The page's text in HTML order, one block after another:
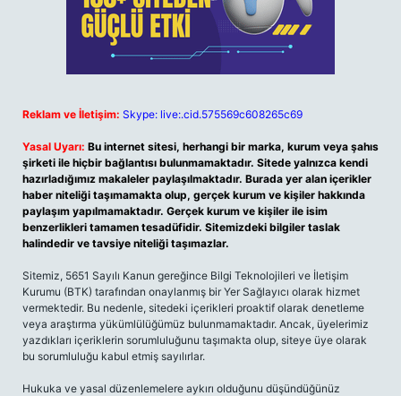
Reklam ve İletişim: Skype: live:.cid.575569c608265c69
Yasal Uyarı: Bu internet sitesi, herhangi bir marka, kurum veya şahıs
şirketi ile hiçbir bağlantısı bulunmamaktadır. Sitede yalnızca kendi
hazırladığımız makaleler paylaşılmaktadır. Burada yer alan içerikler
haber niteliği taşımamakta olup, gerçek kurum ve kişiler hakkında
paylaşım yapılmamaktadır. Gerçek kurum ve kişiler ile isim
benzerlikleri tamamen tesadüfidir. Sitemizdeki bilgiler taslak
halindedir ve tavsiye niteliği taşımazlar.
Sitemiz, 5651 Sayılı Kanun gereğince Bilgi Teknolojileri ve İletişim
Kurumu (BTK) tarafından onaylanmış bir Yer Sağlayıcı olarak hizmet
vermektedir. Bu nedenle, sitedeki içerikleri proaktif olarak denetleme
veya araştırma yükümlülüğümüz bulunmamaktadır. Ancak, üyelerimiz
yazdıkları içeriklerin sorumluluğunu taşımakta olup, siteye üye olarak
bu sorumluluğu kabul etmiş sayılırlar.
Hukuka ve yasal düzenlemelere aykırı olduğunu düşündüğünüz